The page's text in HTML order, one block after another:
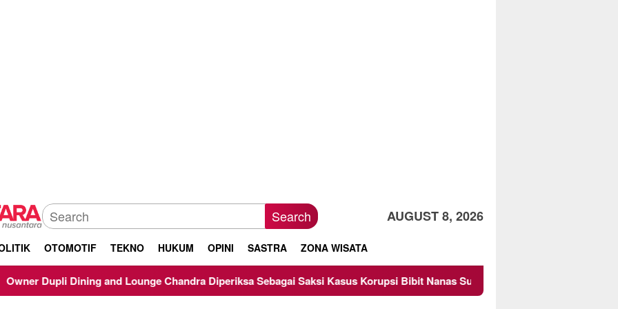
Search AUGUST 8, 2026
OTOMOTIF TEKNO HUKUM OPINI SASTRA ZONA WISATA
Lounge Chandra Diperiksa Sebagai Saksi Kasus Korupsi Bibit Nanas Sulsel Rp 52,4 Miliar